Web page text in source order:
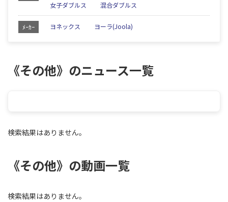
女子ダブルス
混合ダブルス
ﾒｰｶｰ ヨネックス ヨーラ(Joola)
《その他》のニュース一覧
検索結果はありません。
《その他》の動画一覧
検索結果はありません。